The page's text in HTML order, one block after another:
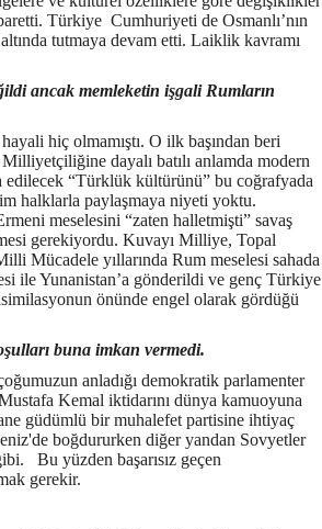
Türkiye Cumhuriyeti de Osmanlı’nın
tutmaya devam etti. Laiklik kavramı
ancak memleketin işgali Rumların
hiç olmamıştı. O ilk başından beri
Milliyetçiliğine dayalı batılı anlamda modern
edilecek “Türklük kültürünü” bu coğrafyada
halklarla paylaşmaya niyeti yoktu.
meselesini “zaten halletmişti” savaş
gerekiyordu. Kuvayı Milliye, Topal
Mücadele yıllarında Rum meselesi sahada
ile Yunanistan’a gönderildi ve genç Türkiye
önünde engel olarak gördüğü
buna imkan vermedi.
anladığı demokratik parlamenter
Kemal iktidarını dünya kamuoyuna
güdümlü bir muhalefet partisine ihtiyaç
boğdururken diğer yandan Sovyetler
Bu yüzden başarısız geçen
gerekir.